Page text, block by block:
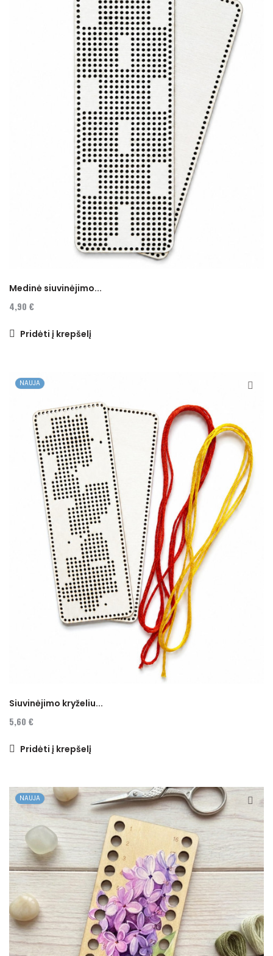
Medinė siuvinėjimo...
4,90 €
Pridėti į krepšelį
NAUJA
Siuvinėjimo kryželiu...
5,60 €
Pridėti į krepšelį
NAUJA